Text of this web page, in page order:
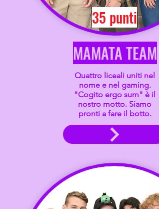
35 punti
MAMATA TEAM
Quattro liceali uniti nel
nome e nel gaming.
"Cogito ergo sum" è il
nostro motto. Siamo
pronti a fare il botto.